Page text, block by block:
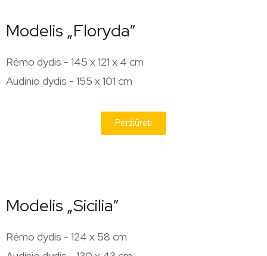
Modelis „Floryda”
Rėmo dydis - 145 x 121 x 4 cm
Audinio dydis - 155 x 101 cm
Peržiūrėti
Modelis „Sicilia”
Rėmo dydis - 124 x 58 cm